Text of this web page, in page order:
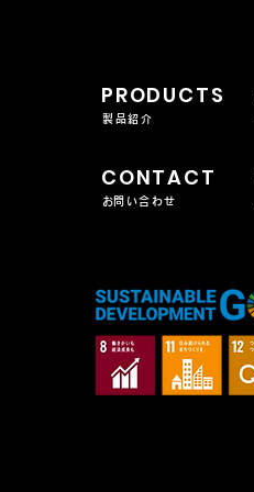
PRODUCTS
製品紹介
CONTACT
​お問い合わせ